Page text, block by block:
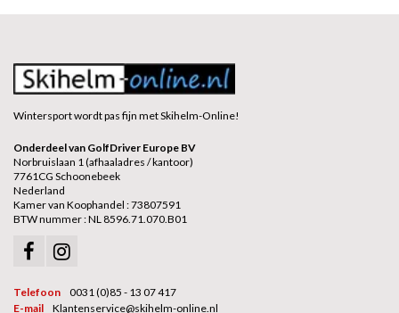
Wintersport wordt pas fijn met Skihelm-Online!
Onderdeel van GolfDriver Europe BV
Norbruislaan 1 (afhaaladres / kantoor)
7761CG Schoonebeek
Nederland
Kamer van Koophandel : 73807591
BTW nummer : NL 8596.71.070.B01
Telefoon
0031 (0)85 - 13 07 417
E-mail
Klantenservice@skihelm-online.nl